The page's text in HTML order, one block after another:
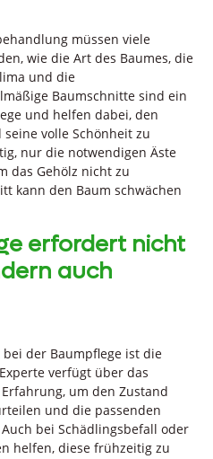
müssen viele
wie die Art des Baumes, die
und die
Baumschnitte sind ein
und helfen dabei, den
volle Schönheit zu
nur die notwendigen Äste
das Gehölz nicht zu
kann den Baum schwächen
erfordert nicht
auch
der Baumpflege ist die
verfügt über das
um den Zustand
und die passenden
bei Schädlingsbefall oder
helfen, diese frühzeitig zu